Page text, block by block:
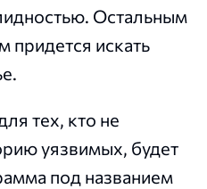
Остальным
придется искать
тех, кто не
уязвимых, будет
под названием